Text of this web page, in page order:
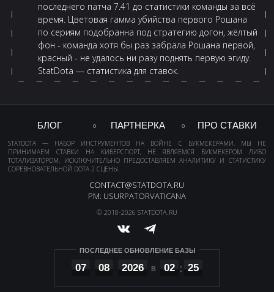
последнего патча 7.41 до статистики команды за всё
время. Цветовая гамма убийства первого Рошана
по сериям подобранна под стратегию догон, жёлтый
фон - команда хотя бы раз забрала Рошана первой,
красный - не удалось ни разу поднять первую эгиду.
StatDota — статистика для ставок.
БЛОГ ПАРТНЕРКА ПРО СТАВКИ
STATDOTA — НАБОР ИНСТРУМЕНТОВ НА ВОЙНЕ С БУКМЕКЕРАМИ. МЫ НЕ
ПРИНИМАЕМ СТАВКИ НА КИБЕРСПОРТ, НЕ ЯВЛЯЕМСЯ БУКМЕКЕРОМ ЛИБО
ТОТАЛИЗАТОРОМ, ИСКЛЮЧИТЕЛЬНО ПРЕДОСТАВЛЯЕМ АНАЛИТИКУ И СТАТИСТИКУ
СОРЕВНОВАТЕЛЬНОЙ DOTA 2 СЦЕНЫ.
CONTACT@STATDOTA.RU
PM: USURPATORVATICANA
© 2018-2026 STATDOTA.RU
ПОСЛЕДНЕЕ ОБНОВЛЕНИЕ БАЗЫ
07 08 2026 02 25